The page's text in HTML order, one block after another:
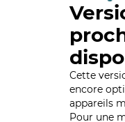
Cette
encore
appareils
Pour une